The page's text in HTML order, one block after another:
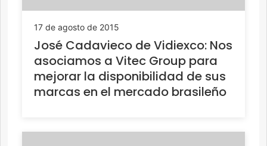
17 de agosto de 2015
José Cadavieco de Vidiexco: Nos
asociamos a Vitec Group para
mejorar la disponibilidad de sus
marcas en el mercado brasileño